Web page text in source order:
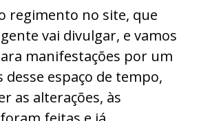
regimento no site, que
vai divulgar, e vamos
manifestações por um
desse espaço de tempo,
as alterações, às